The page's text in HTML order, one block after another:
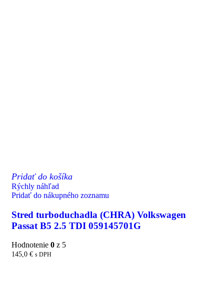
Pridať do košíka
Rýchly náhľad
Pridať do nákupného zoznamu
Stred turboduchadla (CHRA) Volkswagen
Passat B5 2.5 TDI 059145701G
Hodnotenie 0 z 5
145,0 € s DPH